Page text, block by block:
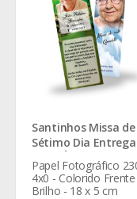
Santinhos Missa de
Sétimo Dia Entrega
Papel Fotográfico
4x0 - Colorido
Brilho - 18 x 5 cm